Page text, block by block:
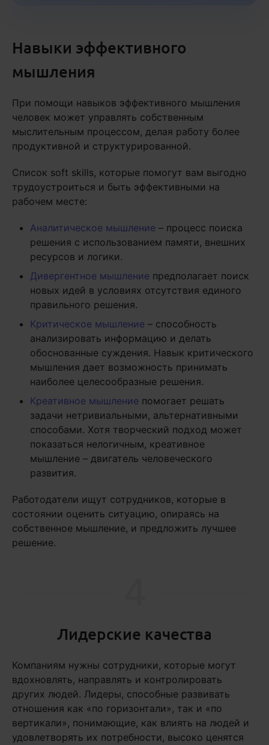
Навыки эффективного
мышления
При помощи навыков эффективного мышления
человек может управлять собственным
мыслительным процессом, делая работу более
продуктивной и структурированной.
Список soft skills, которые помогут вам выгодно
трудоустроиться и быть эффективными на
рабочем месте:
Аналитическое мышление – процесс поиска
решения с использованием памяти, внешних
ресурсов и логики.
Дивергентное мышление предполагает поиск
новых идей в условиях отсутствия единого
правильного решения.
Критическое мышление – способность
анализировать информацию и делать
обоснованные суждения. Навык критического
мышления дает возможность принимать
наиболее целесообразные решения.
Креативное мышление помогает решать
задачи нетривиальными, альтернативными
способами. Хотя творческий подход может
показаться нелогичным, креативное
мышление – двигатель человеческого
развития.
Работодатели ищут сотрудников, которые в
состоянии оценить ситуацию, опираясь на
собственное мышление, и предложить лучшее
решение.
Лидерские качества
Компаниям нужны сотрудники, которые могут
вдохновлять, направлять и контролировать
других людей. Лидеры, способные развивать
отношения как «по горизонтали», так и «по
вертикали», понимающие, как влиять на людей и
удовлетворять их потребности, высоко ценятся